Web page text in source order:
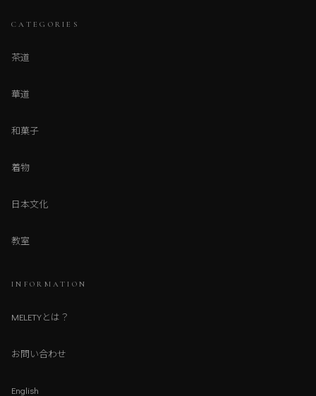
CATEGORIES
茶道
華道
和菓子
着物
日本文化
教室
INFORMATION
MELETYとは？
お問い合わせ
English